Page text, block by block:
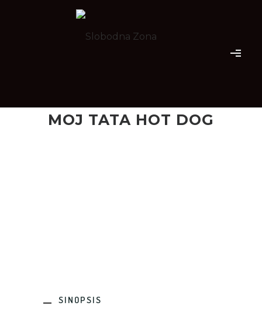
MOJ TATA HOT DOG
SINOPSIS